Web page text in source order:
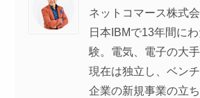
ネットコマース株式
日本IBMで13年間に
験。電気、電子の大
現在は独立し、ベン
企業の新規事業の立ち